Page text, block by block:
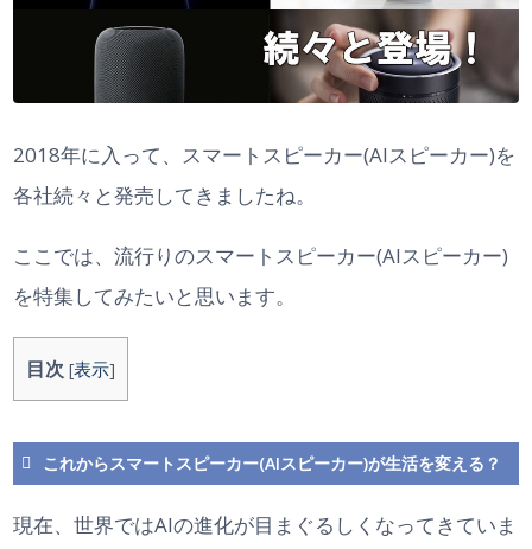
2018年に入って、スマートスピーカー(AIスピーカー)を
各社続々と発売してきましたね。
ここでは、流行りのスマートスピーカー(AIスピーカー)
を特集してみたいと思います。
目次 [表示]
これからスマートスピーカー(AIスピーカー)が生活を変える？
現在、世界ではAIの進化が目まぐるしくなってきていま